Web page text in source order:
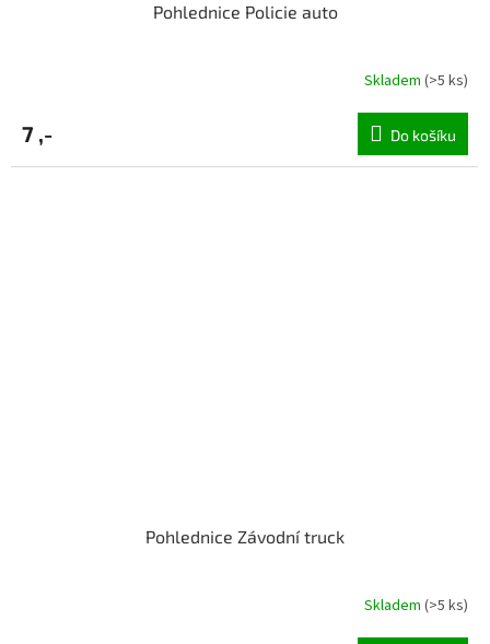
Pohlednice Policie auto
Skladem (>5 ks)
7 ,- Do košíku
Pohlednice Závodní truck
Skladem (>5 ks)